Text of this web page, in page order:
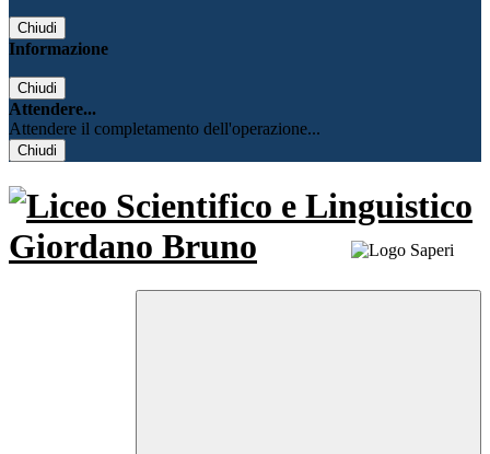
Chiudi
Informazione
Chiudi
Attendere...
Attendere il completamento dell'operazione...
Chiudi